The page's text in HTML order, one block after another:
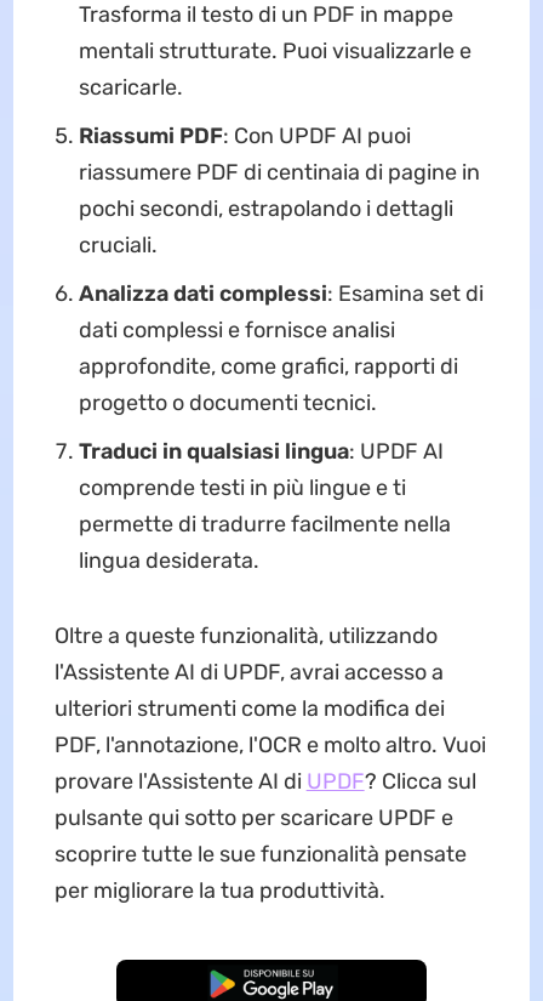
Trasforma il testo di un PDF in mappe
mentali strutturate. Puoi visualizzarle e
scaricarle.
Riassumi PDF: Con UPDF AI puoi
riassumere PDF di centinaia di pagine in
pochi secondi, estrapolando i dettagli
cruciali.
Analizza dati complessi: Esamina set di
dati complessi e fornisce analisi
approfondite, come grafici, rapporti di
progetto o documenti tecnici.
Traduci in qualsiasi lingua: UPDF AI
comprende testi in più lingue e ti
permette di tradurre facilmente nella
lingua desiderata.
Oltre a queste funzionalità, utilizzando
l'Assistente AI di UPDF, avrai accesso a
ulteriori strumenti come la modifica dei
PDF, l'annotazione, l'OCR e molto altro. Vuoi
provare l'Assistente AI di UPDF? Clicca sul
pulsante qui sotto per scaricare UPDF e
scoprire tutte le sue funzionalità pensate
per migliorare la tua produttività.
Download Gratis